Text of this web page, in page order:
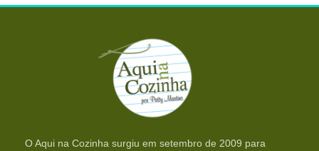
O Aqui na Cozinha surgiu em setembro de 2009 para